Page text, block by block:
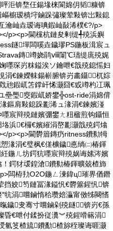
洰锛堥仼鍚堟梾閬婂仴韬糠锛
櫥瑷樻垨鏀跺彇璨荤敤锛岀敤鎴
瀹屾垚瑷诲唺鍜屾敮浠樸€?/p>
p><p>閫欓杭鏈夋剰缇╃殑浜嬩
鐩墠闆嗘垚鐬璆PS鍦板湒宸ュ
鏄竴娆鹃ⅷ闈℃瓙缇庣殑娓
嚜琛岃粖鎰涘ソ鑰呭€戠殑鎴愮妇
涓€鍊嬫帓鍚嶄腑锛岃畵鑷杌婃
兘鍜屼笘鐣屽悕灏囧€戜竴杓冮珮
壘璺窔鍜屼娇鐢╬ost-ride涓婂偝
鏂肩敤鎴跺彲浠ュ湪涓€鍊嬪湴
宸辩殑鏈嬪弸鐢ㄤ粈楹煎钩鑷恒
浜€欏€嬪繀涓嶅彲灏戠殑鍔熻
p><p>閫欎篃鏄疓ritness鐨勬牳
湪涓€璧枫€傞櫎鐬悳绱㈡椿鍕
鍦ㄦ坊鍔犺嚜宸辩殑娲诲嫊涔嬪
鍔犲叆鍠滄鐨勬椿鍕曠兢楂斾
闆栫劧O2O鍦ㄥ湅鍏ц璀界偤鐕
姣笉鏈冨湪鎰忛€欎簺鍟忛锛
牨涓嚐鏀惰秴瓒婄灜甯傚牬闋愭
鐬叏骞寸嚐鏀剁殑鐩锛岃€孫
昏€呭付鍒扮従瀵︾殑鍟嗗簵涓
氫笅楂旈鐨勫楂旀秷璨诲啀灏